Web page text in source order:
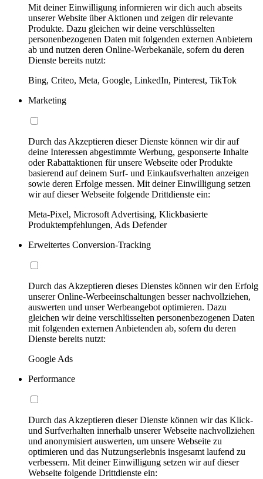
Mit deiner Einwilligung informieren wir dich auch abseits
unserer Website über Aktionen und zeigen dir relevante
Produkte. Dazu gleichen wir deine verschlüsselten
personenbezogenen Daten mit folgenden externen Anbietern
ab und nutzen deren Online-Werbekanäle, sofern du deren
Dienste bereits nutzt:
Bing, Criteo, Meta, Google, LinkedIn, Pinterest, TikTok
Marketing
Durch das Akzeptieren dieser Dienste können wir dir auf
deine Interessen abgestimmte Werbung, gesponserte Inhalte
oder Rabattaktionen für unsere Webseite oder Produkte
basierend auf deinem Surf- und Einkaufsverhalten anzeigen
sowie deren Erfolge messen. Mit deiner Einwilligung setzen
wir auf dieser Webseite folgende Drittdienste ein:
Meta-Pixel, Microsoft Advertising, Klickbasierte
Produktempfehlungen, Ads Defender
Erweitertes Conversion-Tracking
Durch das Akzeptieren dieses Dienstes können wir den Erfolg
unserer Online-Werbeeinschaltungen besser nachvollziehen,
auswerten und unser Werbeangebot optimieren. Dazu
gleichen wir deine verschlüsselten personenbezogenen Daten
mit folgenden externen Anbietenden ab, sofern du deren
Dienste bereits nutzt:
Google Ads
Performance
Durch das Akzeptieren dieser Dienste können wir das Klick-
und Surfverhalten innerhalb unserer Webseite nachvollziehen
und anonymisiert auswerten, um unsere Webseite zu
optimieren und das Nutzungserlebnis insgesamt laufend zu
verbessern. Mit deiner Einwilligung setzen wir auf dieser
Webseite folgende Drittdienste ein: